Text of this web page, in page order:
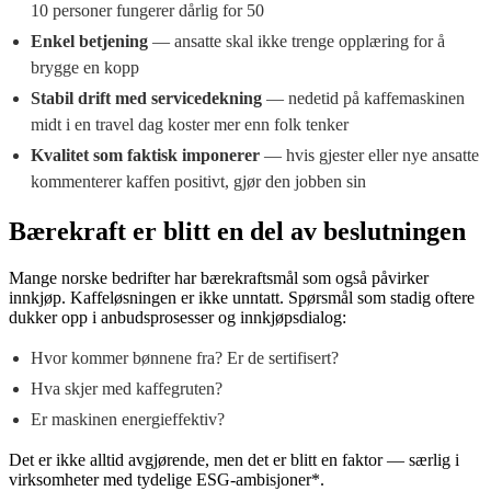
10 personer fungerer dårlig for 50
Enkel betjening — ansatte skal ikke trenge opplæring for å
brygge en kopp
Stabil drift med servicedekning — nedetid på kaffemaskinen
midt i en travel dag koster mer enn folk tenker
Kvalitet som faktisk imponerer — hvis gjester eller nye ansatte
kommenterer kaffen positivt, gjør den jobben sin
Bærekraft er blitt en del av beslutningen
Mange norske bedrifter har bærekraftsmål som også påvirker
innkjøp. Kaffeløsningen er ikke unntatt. Spørsmål som stadig oftere
dukker opp i anbudsprosesser og innkjøpsdialog:
Hvor kommer bønnene fra? Er de sertifisert?
Hva skjer med kaffegruten?
Er maskinen energieffektiv?
Det er ikke alltid avgjørende, men det er blitt en faktor — særlig i
virksomheter med tydelige ESG-ambisjoner*.